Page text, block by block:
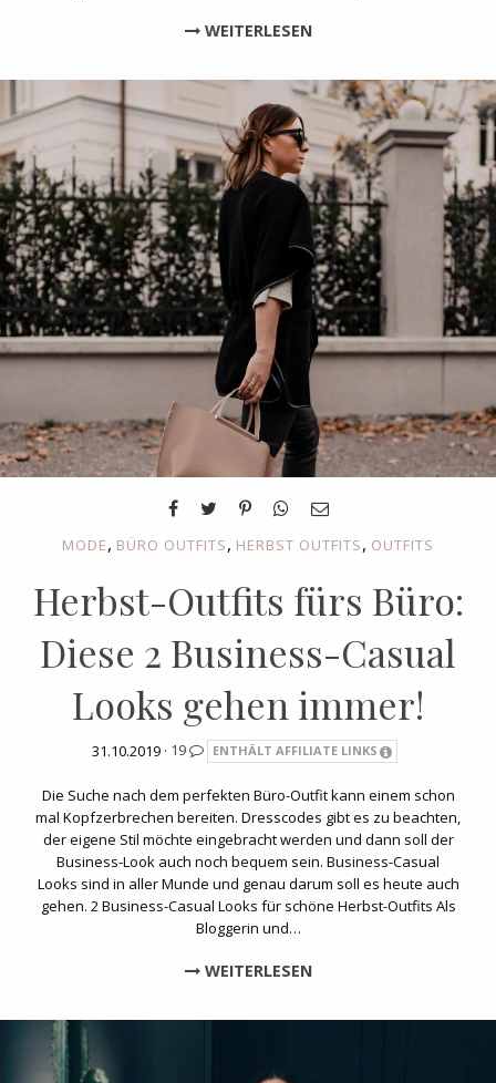
WEITERLESEN
MODE, BÜRO OUTFITS, HERBST OUTFITS, OUTFITS
Herbst-Outfits fürs Büro:
Diese 2 Business-Casual
Looks gehen immer!
31.10.2019 · 19 ENTHÄLT AFFILIATE LINKS
Die Suche nach dem perfekten Büro-Outfit kann einem schon
mal Kopfzerbrechen bereiten. Dresscodes gibt es zu beachten,
der eigene Stil möchte eingebracht werden und dann soll der
Business-Look auch noch bequem sein. Business-Casual
Looks sind in aller Munde und genau darum soll es heute auch
gehen. 2 Business-Casual Looks für schöne Herbst-Outfits Als
Bloggerin und…
WEITERLESEN